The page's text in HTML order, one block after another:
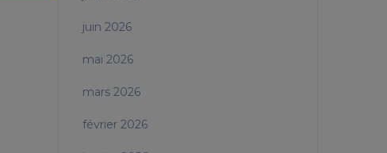
juin 2026
mai 2026
mars 2026
février 2026